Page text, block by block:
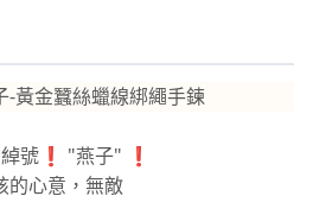
-黃金蠶絲蠟線綁繩手鍊
號❗ "燕子" ❗
的心意，無敵